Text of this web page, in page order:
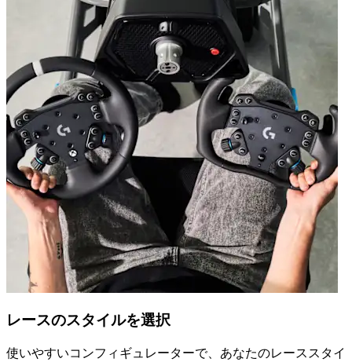
レースのスタイルを選択
使いやすいコンフィギュレーターで、あなたのレーススタイ